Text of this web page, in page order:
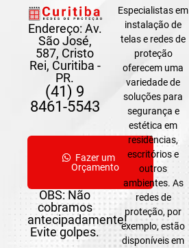
Endereço: Av.
São José,
587, Cristo
Rei, Curitiba -
PR.
(41) 9
8461-5543
Fazer um
Orçamento
OBS: Não
cobramos
antecipadamente!
Evite golpes.
Especialistas em
instalação de
telas e redes de
proteção
oferecem uma
variedade de
soluções para
segurança e
estética em
residências,
escritórios e
outros
ambientes. As
redes de
proteção, por
exemplo, estão
disponíveis em